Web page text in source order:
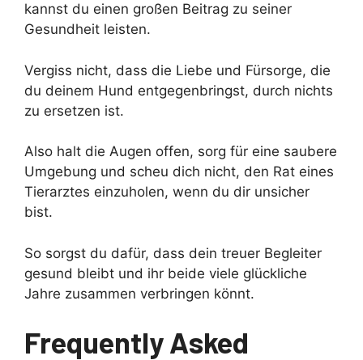
kannst du einen großen Beitrag zu seiner
Gesundheit leisten.
Vergiss nicht, dass die Liebe und Fürsorge, die
du deinem Hund entgegenbringst, durch nichts
zu ersetzen ist.
Also halt die Augen offen, sorg für eine saubere
Umgebung und scheu dich nicht, den Rat eines
Tierarztes einzuholen, wenn du dir unsicher
bist.
So sorgst du dafür, dass dein treuer Begleiter
gesund bleibt und ihr beide viele glückliche
Jahre zusammen verbringen könnt.
Frequently Asked